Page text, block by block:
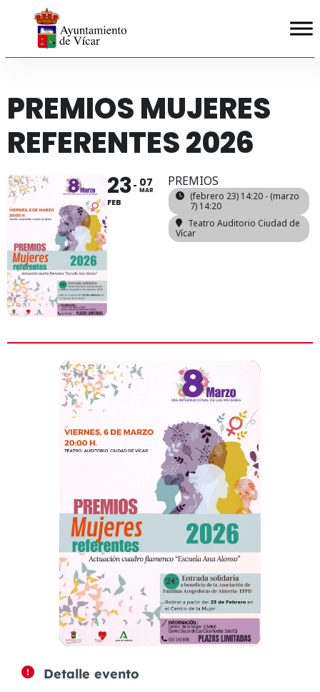
PREMIOS MUJERES
REFERENTES 2026
23
FEB
07
MAR
PREMIOS
(febrero 23) 14:20 - (marzo
7) 14:20
Teatro Auditorio Ciudad de
Vícar
Detalle evento